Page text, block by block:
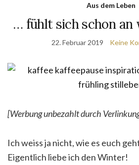
Aus dem Leben
… fühlt sich schon an
22. Februar 2019 Keine
[Werbung unbezahlt durch
Ich weiss ja nicht, wie es euch
Eigentlich liebe ich den Winter!